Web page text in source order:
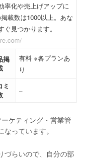
率化や売上げアップに
載数は1000以上。あな
見つかります。
掲
有料 ※各プランあ
り
ミ
–
ケティング・営業管
っています。
づらいので、自分の部